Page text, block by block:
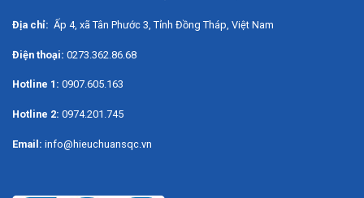
Địa chỉ: Ấp 4, xã Tân Phước 3, Tỉnh Đồng Tháp, Việt Nam
Điện thoại: 0273.362.86.68
Hotline 1: 0907.605.163
Hotline 2: 0974.201.745
Email: info@hieuchuansqc.vn